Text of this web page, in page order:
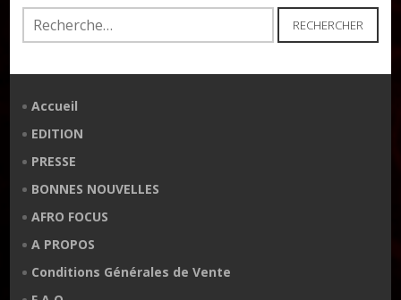
Rechercher :
Accueil
EDITION
PRESSE
BONNES NOUVELLES
AFRO FOCUS
A PROPOS
Conditions Générales de Vente